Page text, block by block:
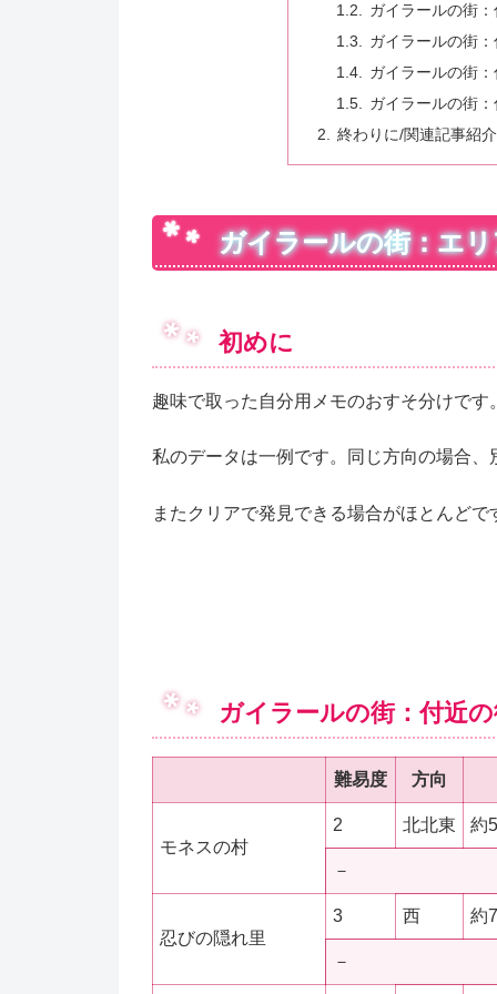
ガイラールの街
ガイラールの街
ガイラールの街
ガイラールの街
終わりに/関連記事紹介
ガイラールの街：エ
初めに
趣味で取った自分用メモのおすそ分けで
私のデータは一例です。同じ方向の場合
またクリアで発見できる場合がほとんど
ガイラールの街：付近
難易度 方向
モネスの村
2 北北東 約
－
忍びの隠れ里
3 西 約
－